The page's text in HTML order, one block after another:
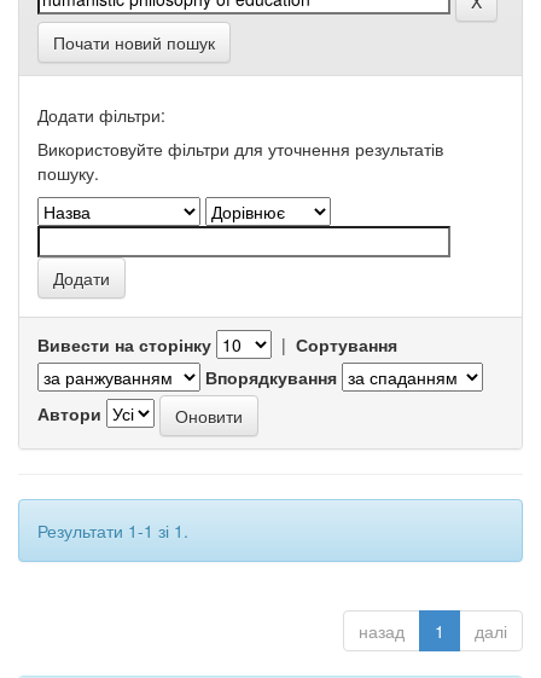
Почати новий пошук
Додати фільтри:
Використовуйте фільтри для уточнення результатів
пошуку.
Вивести на сторінку | Сортування
Впорядкування
Автори
Результати 1-1 зі 1.
назад 1 далі